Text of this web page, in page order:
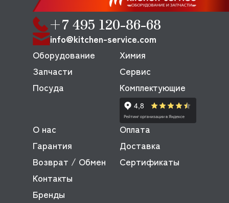
+7 495 120-86-68
info@kitchen-service.com
Оборудование
Запчасти
Посуда
Химия
Сервис
Комплектующие
О нас
Оплата
Гарантия
Доставка
Возврат / Обмен
Сертификаты
Контакты
Бренды